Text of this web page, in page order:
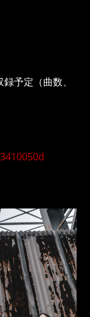
予定（曲数、